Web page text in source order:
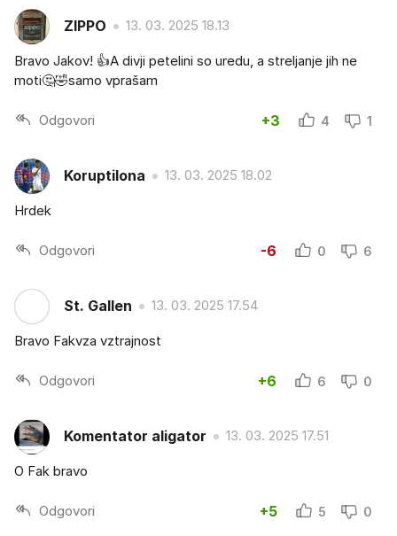
ZIPPO 13. 03. 2025 18.13
Bravo Jakov! 👍A divji petelini so uredu, a streljanje jih ne
moti🤔🤣samo vprašam
Odgovori +3 4 1
Koruptilona 13. 03. 2025 18.02
Hrdek
Odgovori -6 0 6
St. Gallen 13. 03. 2025 17.54
Bravo Fakvza vztrajnost
Odgovori +6 6 0
Komentator aligator 13. 03. 2025 17.51
O Fak bravo
Odgovori +5 5 0